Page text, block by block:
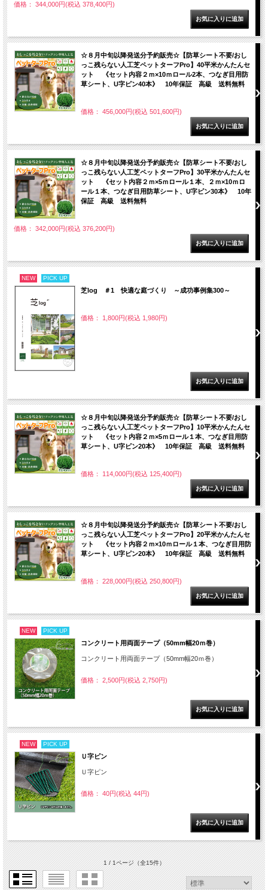
価格： 344,000円(税込 378,400円)
☆８月中旬以降発送分予約販売☆【防草シート不要/おし
っこ残らない人工芝ペットターフPro】40平米かんたんセ
ット 《セット内容２ｍ×10ｍロール2本、つなぎ目用防
草シート、U字ピン40本》 10年保証 高級 送料無料
価格： 456,000円(税込 501,600円)
☆８月中旬以降発送分予約販売☆【防草シート不要/おし
っこ残らない人工芝ペットターフPro】30平米かんたんセ
ット 《セット内容２ｍ×5ｍロール１本、２ｍ×10ｍロ
ール１本、つなぎ目用防草シート、U字ピン30本》 10年
保証 高級 送料無料
価格： 342,000円(税込 376,200円)
NEW PICK UP
芝log ＃1 快適な庭づくり ～成功事例集300～
価格： 1,800円(税込 1,980円)
☆８月中旬以降発送分予約販売☆【防草シート不要/おし
っこ残らない人工芝ペットターフPro】10平米かんたんセ
ット 《セット内容２ｍ×5ｍロール１本、つなぎ目用防
草シート、U字ピン20本》 10年保証 高級 送料無料
価格： 114,000円(税込 125,400円)
☆８月中旬以降発送分予約販売☆【防草シート不要/おし
っこ残らない人工芝ペットターフPro】20平米かんたんセ
ット 《セット内容２ｍ×10ｍロール１本、つなぎ目用防
草シート、U字ピン20本》 10年保証 高級 送料無料
価格： 228,000円(税込 250,800円)
NEW PICK UP
コンクリート用両面テープ（50mm幅20ｍ巻）
コンクリート用両面テープ（50mm幅20ｍ巻）
価格： 2,500円(税込 2,750円)
NEW PICK UP
Ｕ字ピン
Ｕ字ピン
価格： 40円(税込 44円)
1 / 1ページ（全15件）